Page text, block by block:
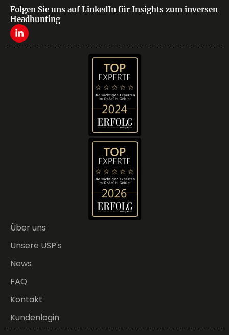
Folgen Sie uns auf LinkedIn für Insights zum inversen
Headhunting
Über uns
Unsere USP's
News
FAQ
Kontakt
Kundenlogin